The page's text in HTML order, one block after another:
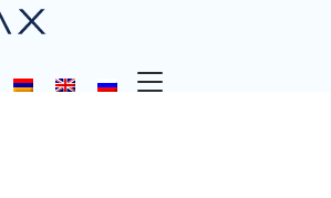
թվականին պետք է ներկայացնեն
հայտարարագիր. ՊԵԿ